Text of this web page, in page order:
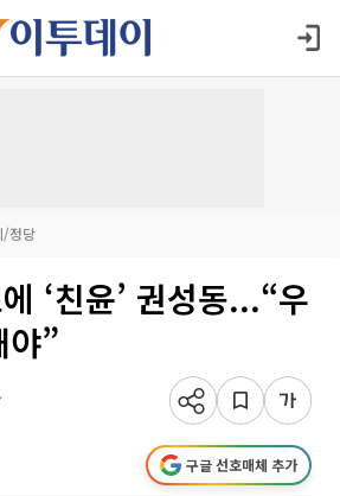
/정당
‘친윤’ 권성동...“우
야”
구글 선호매체 추가